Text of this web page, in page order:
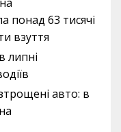
понад 63 тисячі
взуття
липні
авто: в